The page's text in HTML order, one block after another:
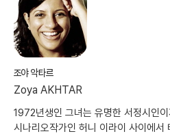
조야 악타르
Zoya AKHTAR
1972년생인 그녀는 유명한 서정시인
시나리오작가인 허니 이라이 사이에서